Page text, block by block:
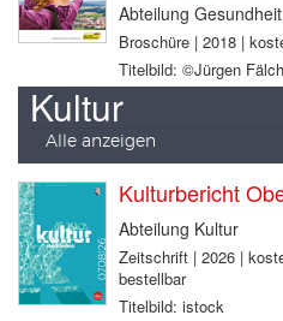
Abteilung Gesundheit
Broschüre | 2018 |
Titelbild: ©Jürgen
Kultur
Alle anzeigen
Kulturbericht
Abteilung Kultur
Zeitschrift | 2026 |
bestellbar
Titelbild: istock